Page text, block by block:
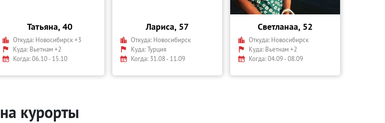
Татьяна, 40
Откуда: Новосибирск +3
Куда: Вьетнам +2
Когда: 06.10 - 15.10
Лариса, 57
Откуда: Новосибирск
Куда:Турция
Когда: 31.08 - 11.09
Светланаа, 52
Откуда: Новосибирск
Куда: Вьетнам +2
Когда: 04.09 - 08.09
на курорты